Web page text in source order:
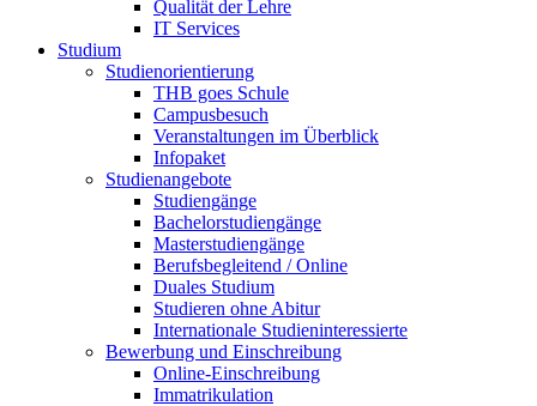
Qualität der Lehre
IT Services
Studium
Studienorientierung
THB goes Schule
Campusbesuch
Veranstaltungen im Überblick
Infopaket
Studienangebote
Studiengänge
Bachelorstudiengänge
Masterstudiengänge
Berufsbegleitend / Online
Duales Studium
Studieren ohne Abitur
Internationale Studieninteressierte
Bewerbung und Einschreibung
Online-Einschreibung
Immatrikulation